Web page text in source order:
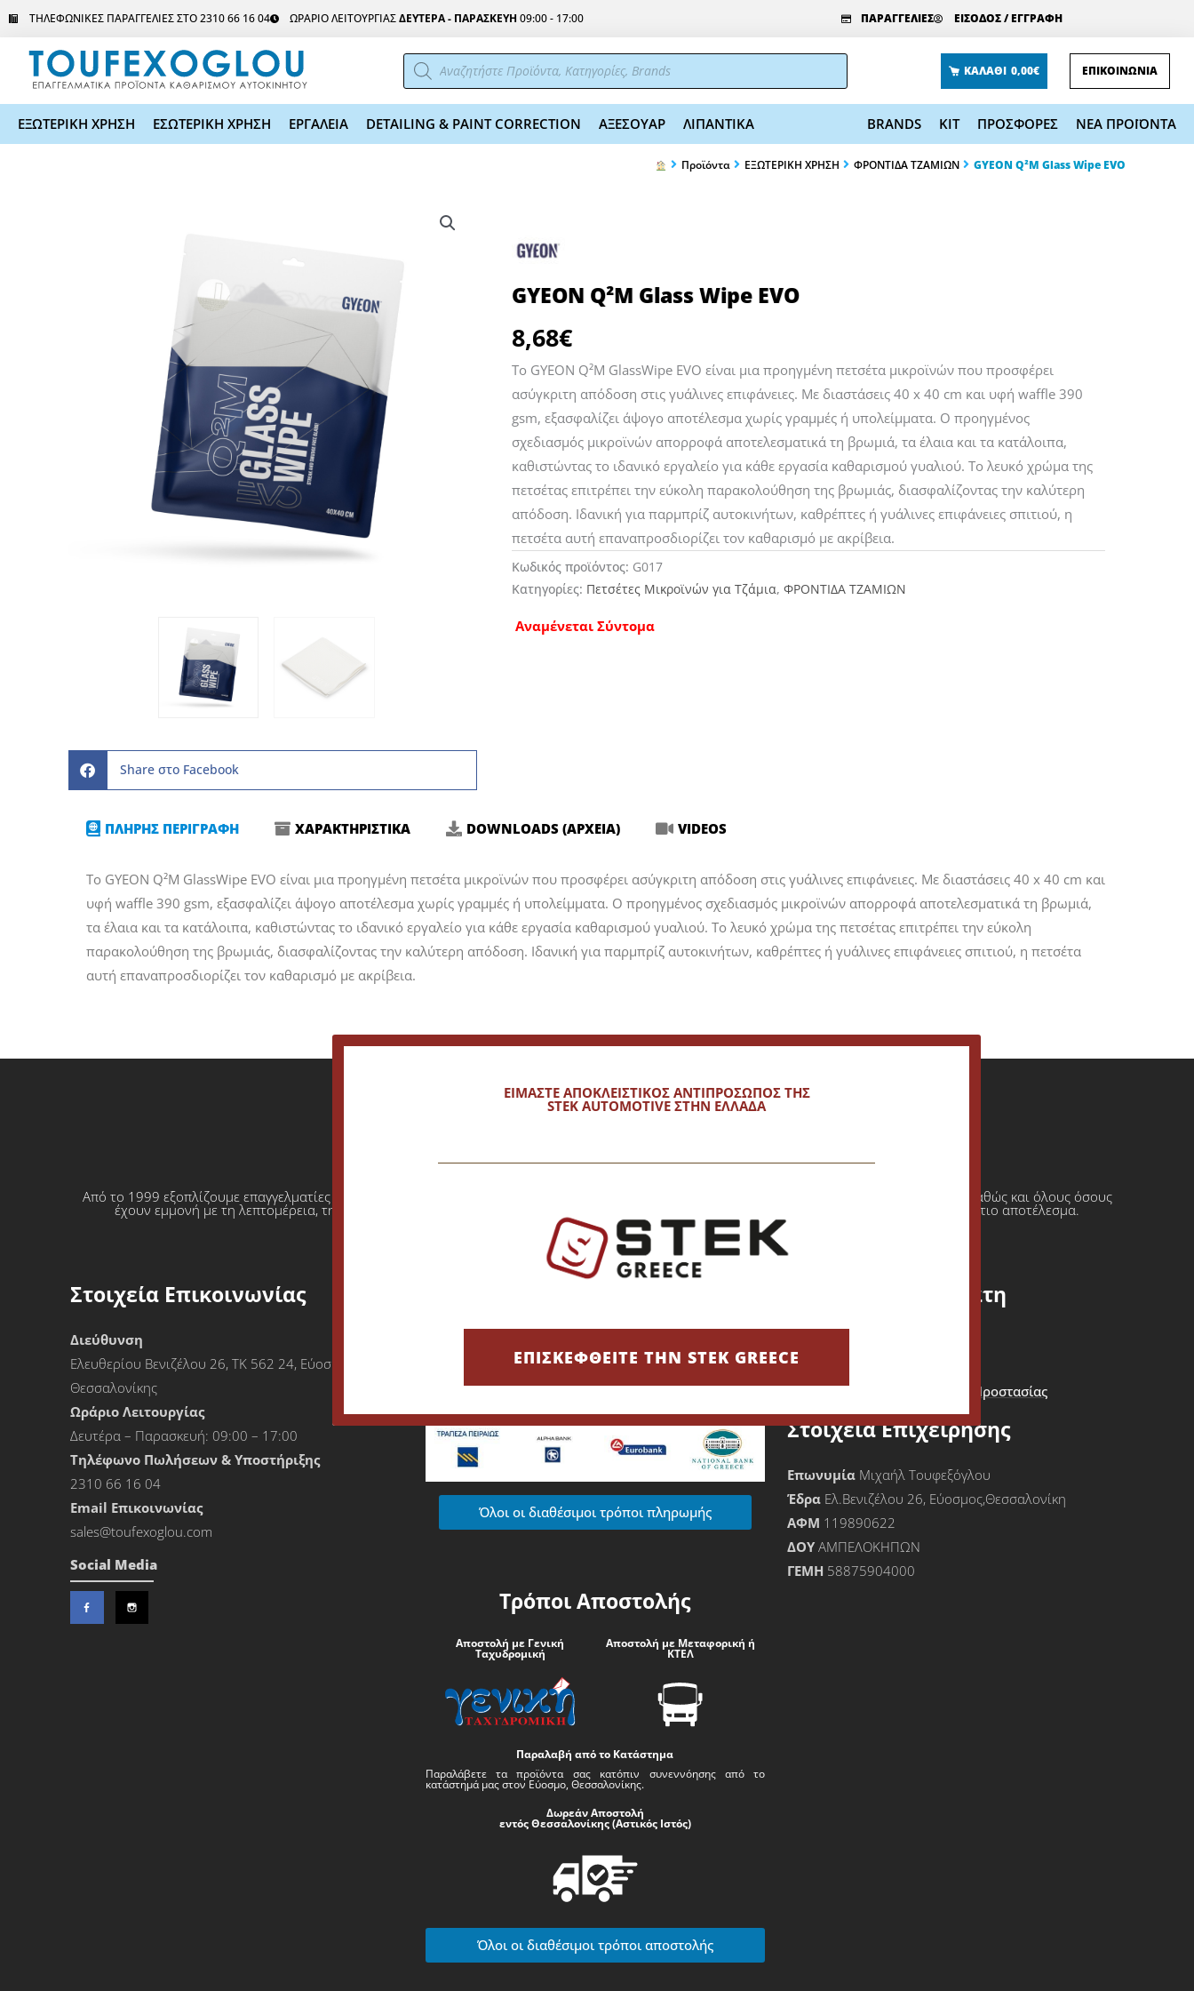
Μετάβαση
περιεχόμενο
ΤΗΛΕΦΩΝΙΚΕΣ ΠΑΡΑΓΓΕΛΙΕΣ ΣΤΟ 2310 66 16 04 ΩΡΑΡΙΟ ΛΕΙΤΟΥΡΓΙΑΣΔΕΥΤΕΡΑ - ΠΑΡΑΣΚΕΥΗ 09:00 - 17:00 ΠΑΡΑΓΓΕΛΙΕΣ ΕΙΣΟΔΟΣ / ΕΓΓΡΑΦΗ
Αναζήτηση
προϊόντων ΚΑΛΑΘΙ 0,00€ ΕΠΙΚΟΙΝΩΝΙΑ
ΕΞΩΤΕΡΙΚΗ ΧΡΗΣΗ ΕΣΩΤΕΡΙΚΗ ΧΡΗΣΗ ΕΡΓΑΛΕΙΑ DETAILING & PAINT CORRECTION ΑΞΕΣΟΥΑΡ ΛΙΠΑΝΤΙΚΑ BRANDS KIT ΠΡΟΣΦΟΡΕΣ ΝΕΑ ΠΡΟΪΟΝΤΑ
Προϊόντα ΕΞΩΤΕΡΙΚΗ ΧΡΗΣΗ ΦΡΟΝΤΙΔΑ ΤΖΑΜΙΩΝ GYEON Q²M Glass Wipe EVO
Share στο Facebook
GYEON Q²M Glass Wipe EVO
8,68€
Το GYEON Q²M GlassWipe EVO είναι μια προηγμένη πετσέτα μικροϊνών που προσφέρει
ασύγκριτη απόδοση στις γυάλινες επιφάνειες. Με διαστάσεις 40 x 40 cm και υφή waffle 390
gsm, εξασφαλίζει άψογο αποτέλεσμα χωρίς γραμμές ή υπολείμματα. Ο προηγμένος
σχεδιασμός μικροϊνών απορροφά αποτελεσματικά τη βρωμιά, τα έλαια και τα κατάλοιπα,
καθιστώντας το ιδανικό εργαλείο για κάθε εργασία καθαρισμού γυαλιού. Το λευκό χρώμα της
πετσέτας επιτρέπει την εύκολη παρακολούθηση της βρωμιάς, διασφαλίζοντας την καλύτερη
απόδοση. Ιδανική για παρμπρίζ αυτοκινήτων, καθρέπτες ή γυάλινες επιφάνειες σπιτιού, η
πετσέτα αυτή επαναπροσδιορίζει τον καθαρισμό με ακρίβεια.
Κωδικός προϊόντος: G017
Κατηγορίες: Πετσέτες Μικροϊνών για Τζάμια, ΦΡΟΝΤΙΔΑ ΤΖΑΜΙΩΝ
Αναμένεται Σύντομα
ΠΛΗΡΗΣ ΠΕΡΙΓΡΑΦΗ ΧΑΡΑΚΤΗΡΙΣΤΙΚΑ DOWNLOADS (ΑΡΧΕΙΑ) VIDEOS
Το GYEON Q²M GlassWipe EVO είναι μια προηγμένη πετσέτα μικροϊνών που προσφέρει ασύγκριτη απόδοση στις γυάλινες επιφάνειες. Με διαστάσεις 40 x 40 cm και
υφή waffle 390 gsm, εξασφαλίζει άψογο αποτέλεσμα χωρίς γραμμές ή υπολείμματα. Ο προηγμένος σχεδιασμός μικροϊνών απορροφά αποτελεσματικά τη βρωμιά,
τα έλαια και τα κατάλοιπα, καθιστώντας το ιδανικό εργαλείο για κάθε εργασία καθαρισμού γυαλιού. Το λευκό χρώμα της πετσέτας επιτρέπει την εύκολη
παρακολούθηση της βρωμιάς, διασφαλίζοντας την καλύτερη απόδοση. Ιδανική για παρμπρίζ αυτοκινήτων, καθρέπτες ή γυάλινες επιφάνειες σπιτιού, η πετσέτα
αυτή επαναπροσδιορίζει τον καθαρισμό με ακρίβεια.
Από το 1999 εξοπλίζουμε επαγγελματίες που θέλουν να ξεχωρίσουν και ασχολούνται με πλυντήρια αυτοκινήτων και πρατήρια υγρών καυσίμων καθώς και όλους όσους
έχουν εμμονή με τη λεπτομέρεια, την απόλυτη καθαριότητα, απαιτούν επιμέλεια στην εμφάνιση και δίνουν έμφαση πάντοτε σε ένα τελικό άρτιο αποτέλεσμα.
Στοιχεία Επικοινωνίας
Διεύθυνση
Ελευθερίου Βενιζέλου 26, ΤΚ 562 24, Εύοσμος
Θεσσαλονίκης
Ωράριο Λειτουργίας
Δευτέρα – Παρασκευή: 09:00 – 17:00
Τηλέφωνο Πωλήσεων & Υποστήριξης
2310 66 16 04
Εmail Επικοινωνίας
sales@toufexoglou.com
Social Media
Όλοι οι διαθέσιμοι τρόποι πληρωμής
Τρόποι Αποστολής
Αποστολή με Γενική
Ταχυδρομική
Αποστολή με Μεταφορική ή
ΚΤΕΛ
Παραλαβή από το Κατάστημα
Παραλάβετε τα προϊόντα σας κατόπιν συνεννόησης από το
κατάστημά μας στον Εύοσμο, Θεσσαλονίκης.
Δωρεάν Αποστολή
εντός Θεσσαλονίκης (Αστικός Ιστός)
Όλοι οι διαθέσιμοι τρόποι αποστολής
Εξυπηρέτηση Πελάτη
Είσοδος - Εγγραφή Πελάτη
Όροι Χρήσης & Πολιτική Προστασίας
Στοιχεία Επιχείρησης
Επωνυμία Μιχαήλ Τουφεξόγλου
Έδρα Ελ.Βενιζέλου 26, Εύοσμος,Θεσσαλονίκη
ΑΦΜ 119890622
ΔΟΥΑΜΠΕΛΟΚΗΠΩΝ
ΓΕΜΗ 58875904000
ΕΙΜΑΣΤΕ ΑΠΟΚΛΕΙΣΤΙΚΟΣ ΑΝΤΙΠΡΟΣΩΠΟΣ ΤΗΣ
STEK AUTOMOTIVE ΣΤΗΝ ΕΛΛΑΔΑ
ΕΠΙΣΚΕΦΘΕΙΤΕ ΤΗΝ STEK GREECE